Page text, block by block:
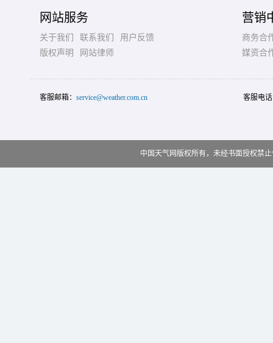
网站服务
关于我们 联系我们
用户反馈
版权声明
网站律师
营销
商务合
媒资合
客服邮箱： service@weather.com.cn 客服电
中国天气网版权所有，未经书面授权